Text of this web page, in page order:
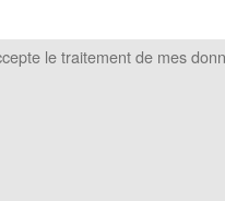
le traitement de mes